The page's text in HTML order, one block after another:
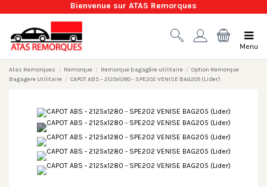
Bienvenue sur ATAS Remorques
Menu
Atas Remorques Remorque Remorque bagagère utilitaire
Option Remorque
Bagagere Utilitaire
CAPOT ABS - 2125x1280 - SPE202 VENISE BAG205 (Lider)